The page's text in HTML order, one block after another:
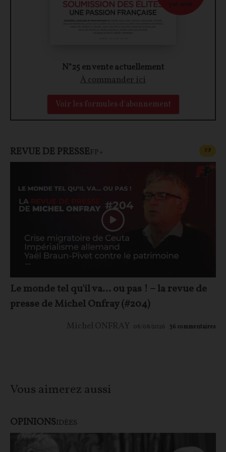
N°25 en vente actuellement
À commander ici
Voir les formules d'abonnement
par mois
REVUE DE PRESSEFP+ FP
Le monde tel qu'il va… ou pas ! – la revue de
presse de Michel Onfray (#204)
Michel ONFRAY 08/08/2026 36 commentaires
Vous aimerez aussi
OPINIONSIDÉES